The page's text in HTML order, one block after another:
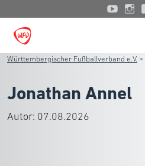
Württembergischer Fußballverband e.V. >
Jonathan Annel
Autor: 07.08.2026